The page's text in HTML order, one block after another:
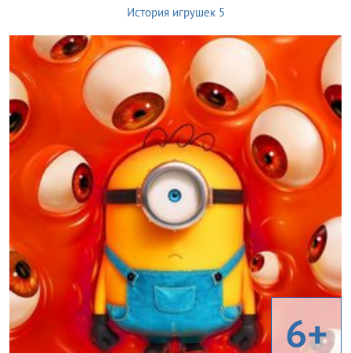
История игрушек 5
6+